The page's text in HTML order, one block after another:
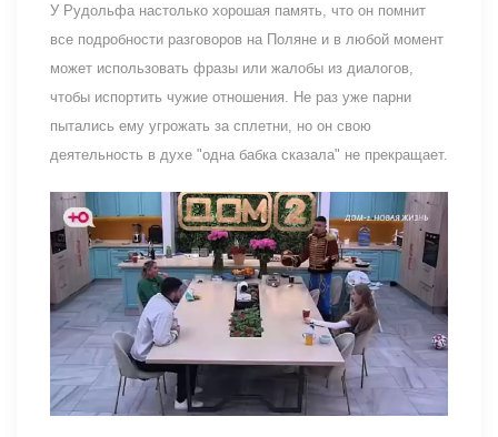
У Рудольфа настолько хорошая память, что он помнит
все подробности разговоров на Поляне и в любой момент
может использовать фразы или жалобы из диалогов,
чтобы испортить чужие отношения. Не раз уже парни
пытались ему угрожать за сплетни, но он свою
деятельность в духе "одна бабка сказала" не прекращает.